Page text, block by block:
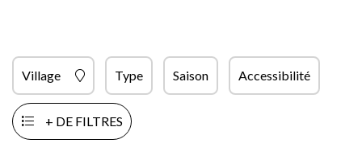
Village Type Saison Accessibilité
+ DE FILTRES